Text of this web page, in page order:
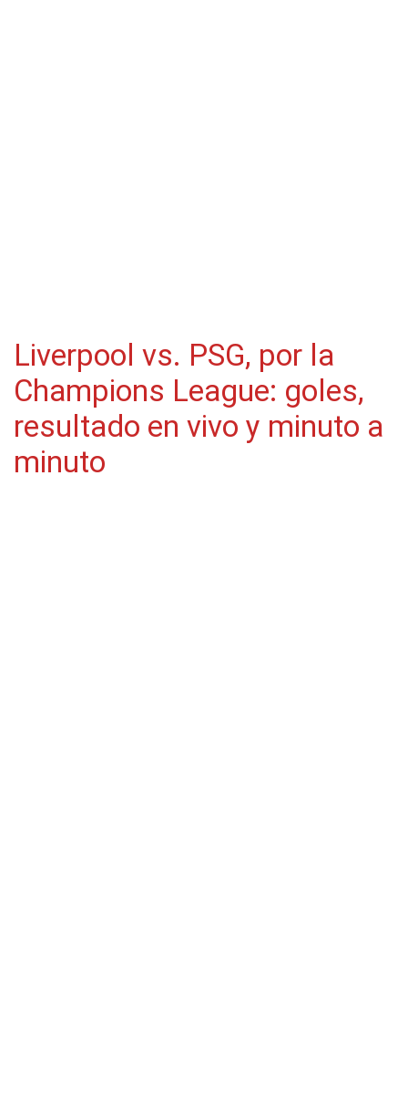
Liverpool vs. PSG, por la
Champions League: goles,
resultado en vivo y minuto a
minuto